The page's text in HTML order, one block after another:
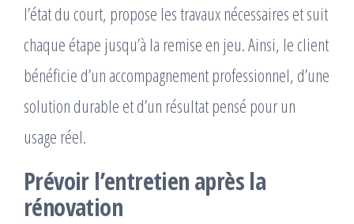
l’état du court, propose les travaux nécessaires et suit
chaque étape jusqu’à la remise en jeu. Ainsi, le client
bénéficie d’un accompagnement professionnel, d’une
solution durable et d’un résultat pensé pour un
usage réel.
Prévoir l’entretien après la
rénovation